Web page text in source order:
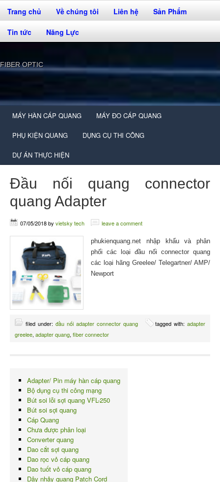
Trang chủ Về chúng tôi Liên hệ Sản Phẩm
Tin tức Năng Lực
FIBER OPTIC
MÁY HÀN CÁP QUANG MÁY ĐO CÁP QUANG
PHỤ KIỆN QUANG DỤNG CỤ THI CÔNG
DỰ ÁN THỰC HIỆN
Đầu nối quang connector
quang Adapter
07/05/2018by vietsky tech leave a comment
phukienquang.net nhập khẩu và phân
phối các loại đầu nối connector quang
các loại hãng Greelee/ Telegartner/ AMP/
Newport
filed under: đầu nối adapter connector quang tagged with: adapter
greelee, adapter quang, fiber connector
Adapter/ Pin máy hàn cáp quang
Bộ dụng cụ thi công mạng
Bút soi lỗi sợi quang VFL-250
Bút soi sợi quang
Cáp Quang
Chưa được phân loại
Converter quang
Dao cắt sợi quang
Dao rọc vỏ cáp quang
Dao tuốt vỏ cáp quang
Dây nhảy quang Patch Cord